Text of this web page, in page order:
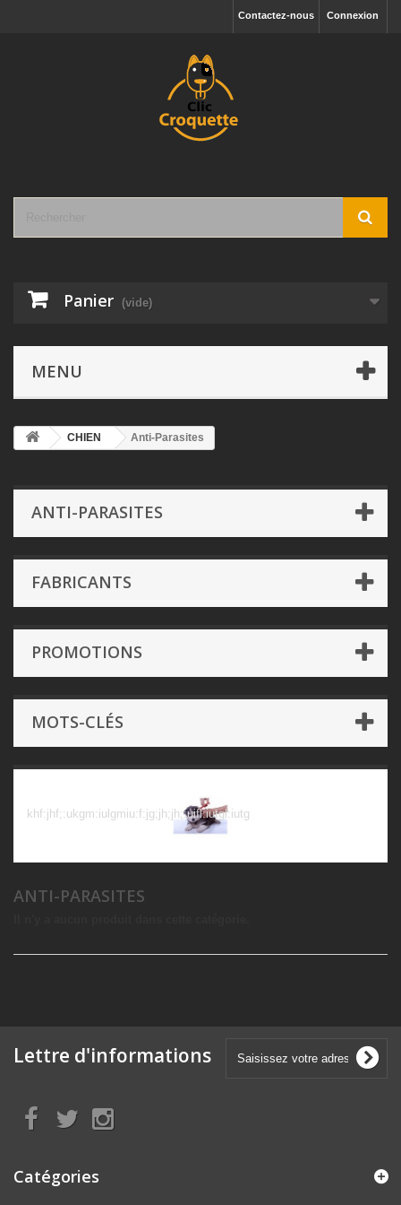
Connexion
Contactez-nous
Panier (vide)
MENU
CHIEN Anti-Parasites
ANTI-PARASITES
FABRICANTS
PROMOTIONS
MOTS-CLÉS
khf:jhf;:ukgm:iulgmiu:f:jg;jh;jh;:uifl:iutgl:iutg
ANTI-PARASITES
Lettre d'informations
Catégories